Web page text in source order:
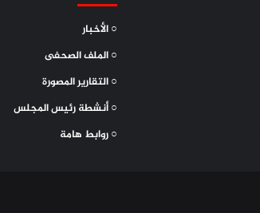
○ الأخبار
○ الملف الصحفى
○ التقارير المصورة
○ أنشطة رئيس المجلس
○ روابط هامة